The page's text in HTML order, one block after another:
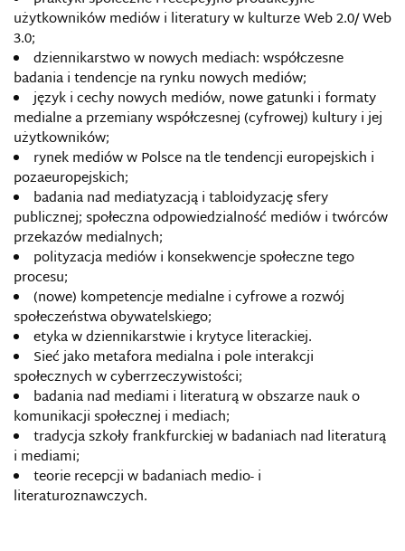
użytkowników mediów i literatury w kulturze Web 2.0/ Web
3.0;
dziennikarstwo w nowych mediach: współczesne
badania i tendencje na rynku nowych mediów;
język i cechy nowych mediów, nowe gatunki i formaty
medialne a przemiany współczesnej (cyfrowej) kultury i jej
użytkowników;
rynek mediów w Polsce na tle tendencji europejskich i
pozaeuropejskich;
badania nad mediatyzacją i tabloidyzację sfery
publicznej; społeczna odpowiedzialność mediów i twórców
przekazów medialnych;
polityzacja mediów i konsekwencje społeczne tego
procesu;
(nowe) kompetencje medialne i cyfrowe a rozwój
społeczeństwa obywatelskiego;
etyka w dziennikarstwie i krytyce literackiej.
Sieć jako metafora medialna i pole interakcji
społecznych w cyberrzeczywistości;
badania nad mediami i literaturą w obszarze nauk o
komunikacji społecznej i mediach;
tradycja szkoły frankfurckiej w badaniach nad literaturą
i mediami;
teorie recepcji w badaniach medio- i
literaturoznawczych.